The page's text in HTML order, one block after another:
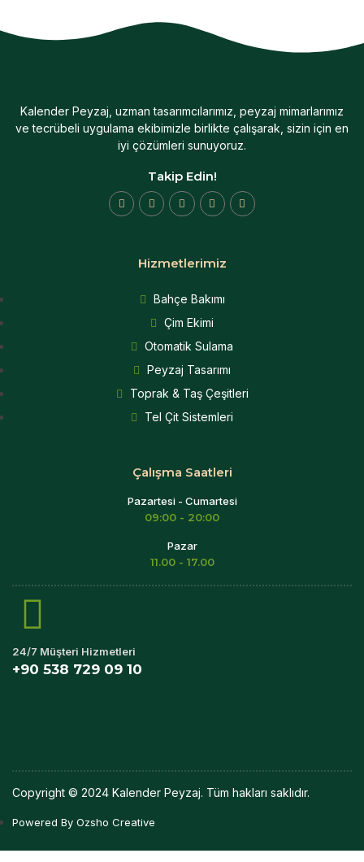
Kalender Peyzaj, uzman tasarımcılarımız, peyzaj mimarlarımız
ve tecrübeli uygulama ekibimizle birlikte çalışarak, sizin için en
iyi çözümleri sunuyoruz.
Takip Edin!
Hizmetlerimiz
Bahçe Bakımı
Çim Ekimi
Otomatik Sulama
Peyzaj Tasarımı
Toprak & Taş Çeşitleri
Tel Çit Sistemleri
Çalışma Saatleri
Pazartesi - Cumartesi
09:00 - 20:00
Pazar
11.00 - 17.00
24/7 Müşteri Hizmetleri
+90 538 729 09 10
Copyright © 2024 Kalender Peyzaj. Tüm hakları saklıdır.
Powered By Ozsho Creative